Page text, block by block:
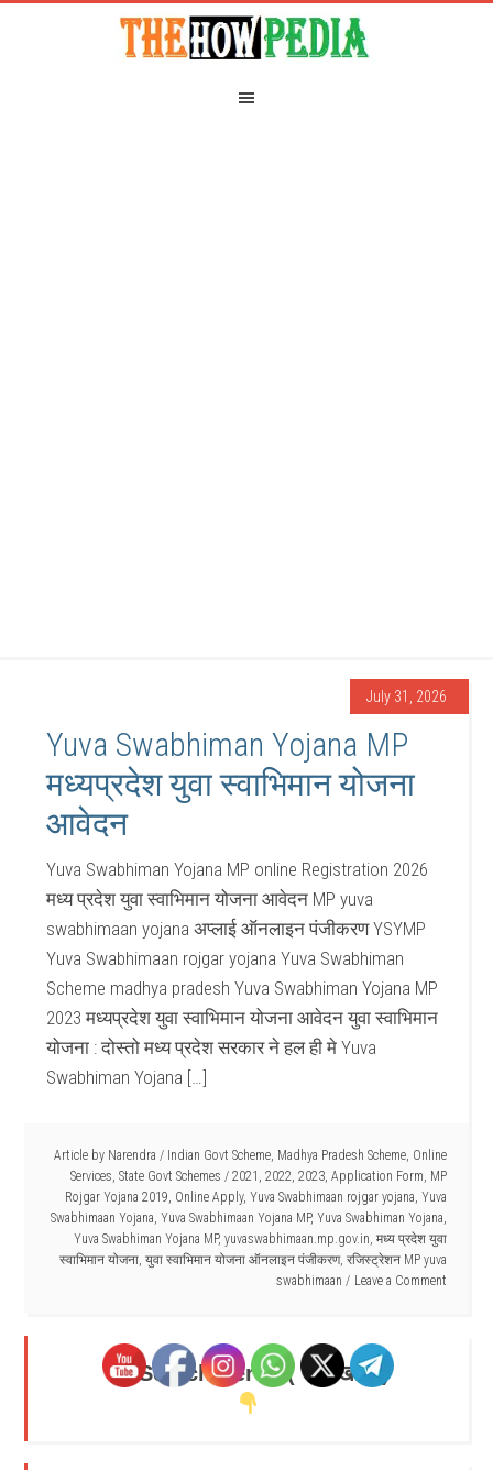
July 31, 2026
Yuva Swabhiman Yojana MP
मध्यप्रदेश युवा स्वाभिमान योजना
आवेदन
Yuva Swabhiman Yojana MP online Registration 2026
मध्य प्रदेश युवा स्वाभिमान योजना आवेदन MP yuva
swabhimaan yojana अप्लाई ऑनलाइन पंजीकरण YSYMP
Yuva Swabhimaan rojgar yojana Yuva Swabhiman
Scheme madhya pradesh Yuva Swabhiman Yojana MP
2023 मध्यप्रदेश युवा स्वाभिमान योजना आवेदन युवा स्वाभिमान
योजना : दोस्तो मध्य प्रदेश सरकार ने हल ही मे Yuva
Swabhiman Yojana […]
Article by Narendra / Indian Govt Scheme, Madhya Pradesh Scheme, Online
Services, State Govt Schemes / 2021 , 2022, 2023, Application Form, MP
Rojgar Yojana 2019, Online Apply, Yuva Swabhimaan rojgar yojana, Yuva
Swabhimaan Yojana, Yuva Swabhimaan Yojana MP, Yuva Swabhiman Yojana,
Yuva Swabhiman Yojana MP, yuvaswabhimaan.mp.gov.in, मध्य प्रदेश युवा
स्वाभिमान योजना, युवा स्वाभिमान योजना ऑनलाइन पंजीकरण, रजिस्ट्रेशन MP yuva
swabhimaan
Leave a Comment
Search Here - ( यहाँ खोजें )